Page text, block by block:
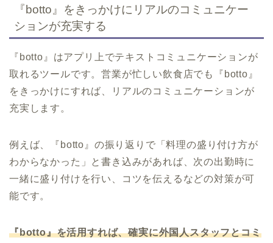
『botto』をきっかけにリアルのコミュニケー
ションが充実する
『botto』はアプリ上でテキストコミュニケーションが
取れるツールです。営業が忙しい飲食店でも『botto』
をきっかけにすれば、リアルのコミュニケーションが
充実します。
例えば、『botto』の振り返りで「料理の盛り付け方が
わからなかった」と書き込みがあれば、次の出勤時に
一緒に盛り付けを行い、コツを伝えるなどの対策が可
能です。
『botto』を活用すれば、確実に外国人スタッフとコミ